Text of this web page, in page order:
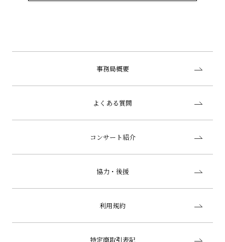
事務局概要
よくある質問
コンサート紹介
協力・後援
利用規約
特定商取引表記